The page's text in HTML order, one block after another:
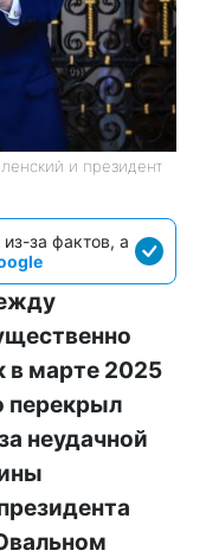
и президент
за фактов, а
в марте 2025
перекрыл
неудачной